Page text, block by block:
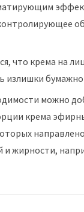
что крема на
излишки
можно
крема
и жирности,